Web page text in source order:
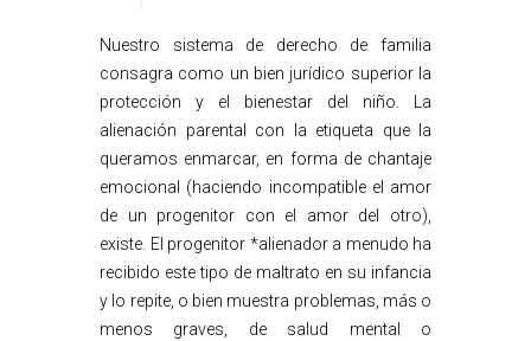
Nuestro sistema de derecho de familia
consagra como un bien jurídico superior la
protección y el bienestar del niño. La
alienación parental con la etiqueta que la
queramos enmarcar, en forma de chantaje
emocional (haciendo incompatible el amor
de un progenitor con el amor del otro),
existe. El progenitor *alienador a menudo ha
recibido este tipo de maltrato en su infancia
y lo repite, o bien muestra problemas, más o
menos graves, de salud mental o